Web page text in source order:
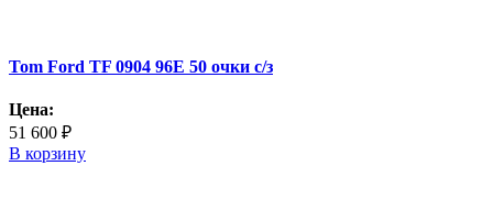
Tom Ford TF 0904 96E 50 очки с/з
Цена:
51 600 ₽
В корзину